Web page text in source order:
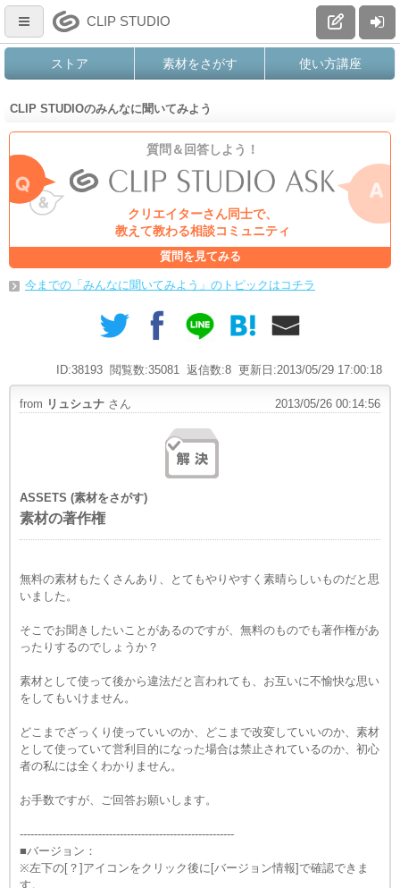
CLIP STUDIO
ストア 素材をさがす 使い方講座
CLIP STUDIOのみんなに聞いてみよう
質問＆回答しよう！
クリエイターさん同士で、
教えて教わる相談コミュニティ
質問を見てみる
今までの「みんなに聞いてみよう」のトピックはコチラ
更新日:2013/05/29 17:00:18
返信数:8
閲覧数:35081
ID:38193
from リュシュナ さん 2013/05/26 00:14:56
ASSETS (素材をさがす)
素材の著作権
無料の素材もたくさんあり、とてもやりやすく素晴らしいものだと思
いました。
そこでお聞きしたいことがあるのですが、無料のものでも著作権があ
ったりするのでしょうか？
素材として使って後から違法だと言われても、お互いに不愉快な思い
をしてもいけません。
どこまでざっくり使っていいのか、どこまで改変していいのか、素材
として使っていて営利目的になった場合は禁止されているのか、初心
者の私には全くわかりません。
お手数ですが、ご回答お願いします。
------------------------------------------------------------
■バージョン：
※左下の[？]アイコンをクリック後に[バージョン情報]で確認できま
す。